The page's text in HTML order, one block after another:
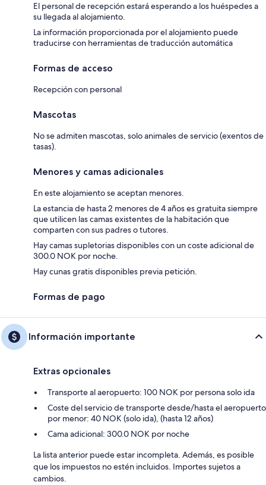
El personal de recepción estará esperando a los huéspedes a
su llegada al alojamiento.
La información proporcionada por el alojamiento puede
traducirse con herramientas de traducción automática
Formas de acceso
Recepción con personal
Mascotas
No se admiten mascotas, solo animales de servicio (exentos de
tasas).
Menores y camas adicionales
En este alojamiento se aceptan menores.
La estancia de hasta 2 menores de 4 años es gratuita siempre
que utilicen las camas existentes de la habitación que
comparten con sus padres o tutores.
Hay camas supletorias disponibles con un coste adicional de
300.0 NOK por noche.
Hay cunas gratis disponibles previa petición.
Formas de pago
Información importante
Extras opcionales
Transporte al aeropuerto: 100 NOK por persona solo ida
Coste del servicio de transporte desde/hasta el aeropuerto
por menor: 40 NOK (solo ida), (hasta 12 años)
Cama adicional: 300.0 NOK por noche
La lista anterior puede estar incompleta. Además, es posible
que los impuestos no estén incluidos. Importes sujetos a
cambios.